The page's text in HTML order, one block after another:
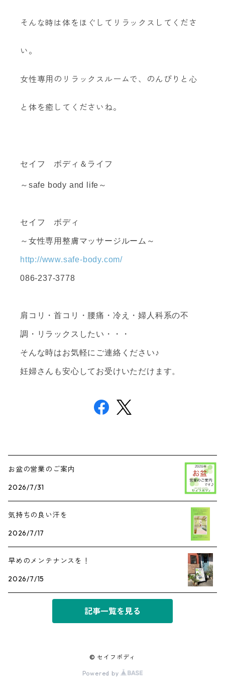
そんな時は体をほぐしてリラックスしてくださ
い。
女性専用のリラックスルームで、のんびりと心
と体を癒してくださいね。
セイフ ボディ＆ライフ
～safe body and life～
セイフ ボディ
～女性専用整膚マッサージルーム～
http://www.safe-body.com/
086-237-3778
肩コリ・首コリ・腰痛・冷え・婦人科系の不
調・リラックスしたい・・・
そんな時はお気軽にご連絡ください♪
妊婦さんも安心してお受けいただけます。
お盆の営業のご案内
2026/7/31
気持ちの良い汗を
2026/7/17
早めのメンテナンスを！
2026/7/15
記事一覧を見る
© セイフボディ
Powered by